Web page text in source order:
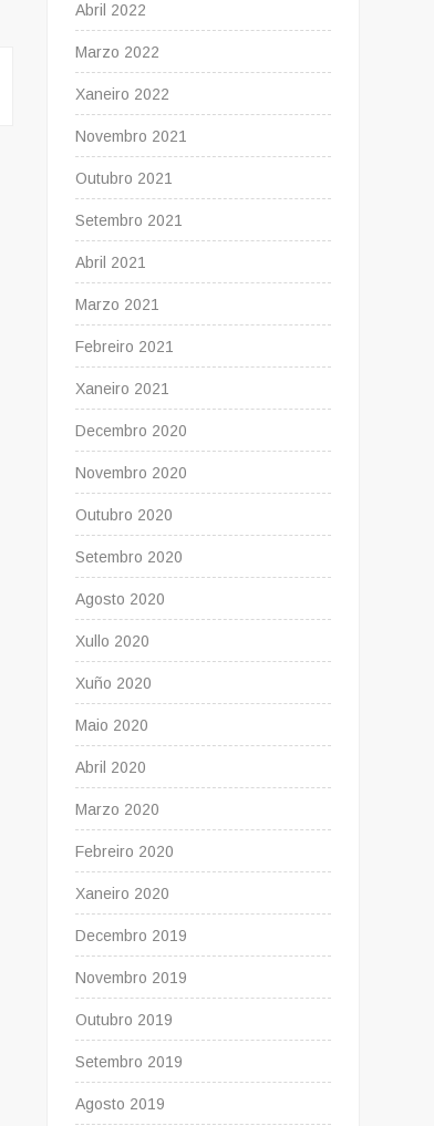
Abril 2022
Marzo 2022
Xaneiro 2022
Novembro 2021
Outubro 2021
Setembro 2021
Abril 2021
Marzo 2021
Febreiro 2021
Xaneiro 2021
Decembro 2020
Novembro 2020
Outubro 2020
Setembro 2020
Agosto 2020
Xullo 2020
Xuño 2020
Maio 2020
Abril 2020
Marzo 2020
Febreiro 2020
Xaneiro 2020
Decembro 2019
Novembro 2019
Outubro 2019
Setembro 2019
Agosto 2019